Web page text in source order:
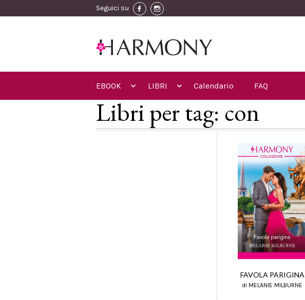
Seguici su
EBOOK LIBRI Calendario FAQ
Libri per tag: con
FAVOLA PARIGINA
di MELANIE MILBURNE